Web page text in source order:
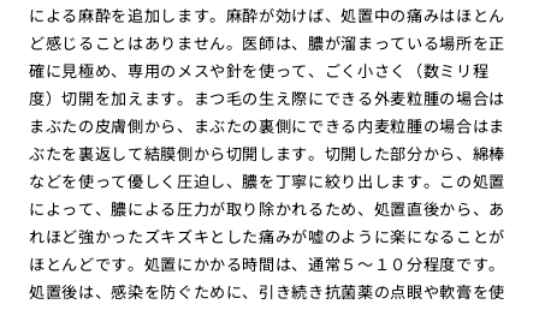
による麻酔を追加します。麻酔が効けば、処置中の痛みはほとん
ど感じることはありません。医師は、膿が溜まっている場所を正
確に見極め、専用のメスや針を使って、ごく小さく（数ミリ程
度）切開を加えます。まつ毛の生え際にできる外麦粒腫の場合は
まぶたの皮膚側から、まぶたの裏側にできる内麦粒腫の場合はま
ぶたを裏返して結膜側から切開します。切開した部分から、綿棒
などを使って優しく圧迫し、膿を丁寧に絞り出します。この処置
によって、膿による圧力が取り除かれるため、処置直後から、あ
れほど強かったズキズキとした痛みが嘘のように楽になることが
ほとんどです。処置にかかる時間は、通常５〜１０分程度です。
処置後は、感染を防ぐために、引き続き抗菌薬の点眼や軟膏を使